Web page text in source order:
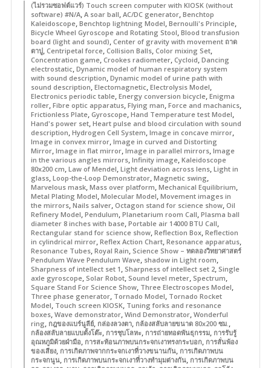
(ไม่รวมซอฟต์แวร์) Touch screen computer with KIOSK (without
software) #N/A, A soar ball, AC/DC generator, Benchtop
Kaleidoscope, Benchtop lightning Model, Bernoulli's Principle,
Bicycle Wheel Gyroscope and Rotating Stool, Blood transfusion
board (light and sound), Center of gravity with movement ถาด
ตาปู, Centripetal force, Collision Balls, Color mixing Set,
Concentration game, Crookes radiometer, Cycloid, Dancing
electrostatic, Dynamic model of human respiratory system
with sound description, Dynamic model of urine path with
sound description, Electomagnetic, Electrolysis Model,
Electronics periodic table, Energy conversion bicycle, Enigma
roller, Fibre optic apparatus, Flying man, Force and machanics,
Frictionless Plate, Gyroscope, Hand Temperature test Model,
Hand's power set, Heart pulse and blood circulation with sound
description, Hydrogen Cell System, Image in concave mirror,
Image in convex mirror, Image in curved and Distorting
Mirror, Image in flat mirror, Image in parallel mirrors, Image
in the various angles mirrors, Infinity image, Kaleidoscope
80x200 cm, Law of Mendel, Light deviation across lens, Light in
glass, Loop-the-Loop Demonstrator, Magnetic swing,
Marvelous mask, Mass over platform, Mechanical Equilibrium,
Metal Plating Model, Molecular Model, Movement images in
the mirrors, Nails salver, Octagon stand for science show, Oil
Refinery Model, Pendulum, Planetarium room Call, Plasma ball
diameter 8 inches with base, Portable air 14000 BTU Call,
Rectangular stand for science show, Reflection Box, Reflection
in cylindrical mirror, Reflex Action Chart, Resonance apparatus,
Resonance Tubes, Royal Rain, Science Show – ทดลองวิทยาศาสตร์
Pendulum Wave Pendulum Wave, shadow in Light room,
Sharpness of intellect set 1 , Sharpness of intellect set 2, Single
axle gyroscope, Solar Robot, Sound level meter, Spectrum,
Square Stand For Science Show, Three Electroscopes Model,
Three phase generator, Tornado Model, Tornado Rocket
Model, Touch screen KIOSK, Tuning forks and resonance
boxes, Wave demonstrator, Wind Demonstrator, Wonderful
ring, กฎของแบร์นูลีย์, กล่องลวงตา, กล้องสลับลายขนาด 80x200 ซม.,
กล้องสลับลายแบบตั้งโต๊ะ, การชุบโลหะ, การถ่ายทอดพันธุกรรม, การรับรู้
อุณหภูมิด้วยฝ่ามือ, การสะท้อนภาพบนกระจกเงาทรงกระบอก, การสั่นพ้อง
ของเสียง, การเกิดภาพจากกระจกเงาที่วางขนานกัน, การเกิดภาพบน
กระจกนูน, การเกิดภาพบนกระจกเงาที่วางทำมุมต่างกัน, การเกิดภาพบน